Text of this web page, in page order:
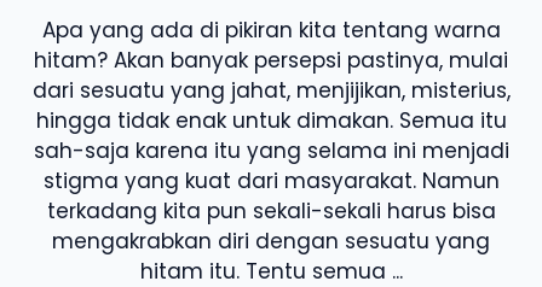
Apa yang ada di pikiran kita tentang warna
hitam? Akan banyak persepsi pastinya, mulai
dari sesuatu yang jahat, menjijikan, misterius,
hingga tidak enak untuk dimakan. Semua itu
sah-saja karena itu yang selama ini menjadi
stigma yang kuat dari masyarakat. Namun
terkadang kita pun sekali-sekali harus bisa
mengakrabkan diri dengan sesuatu yang
hitam itu. Tentu semua ...